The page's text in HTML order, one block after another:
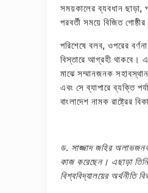
সময়কালের ব্যবধান ছাড়া,
পরবর্তী সময়ে বিজিত
পরিশেষে বলব, ওপরের
বিস্তারে আগ্রহী থাকবে।
মাঝে সম্মানজনক
এবং সে ব্যাপারে ব্যক্তি
বাংলাদেশ নামক রাষ্ট্রের
ড. সাজ্জাদ জহির অলাভজনক
কাজ করেছেন। এছাড়া
বিশ্ববিদ্যালয়ের অর্থনীতি